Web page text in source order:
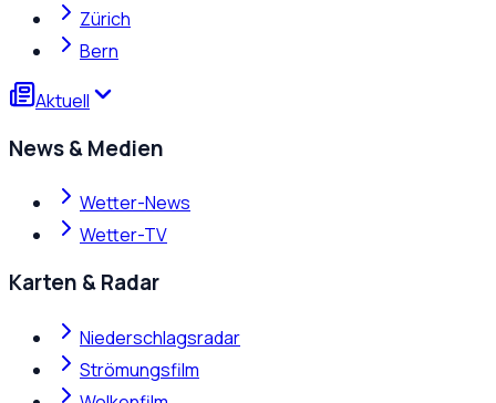
Zürich
Bern
Aktuell
News & Medien
Wetter-News
Wetter-TV
Karten & Radar
Niederschlagsradar
Strömungsfilm